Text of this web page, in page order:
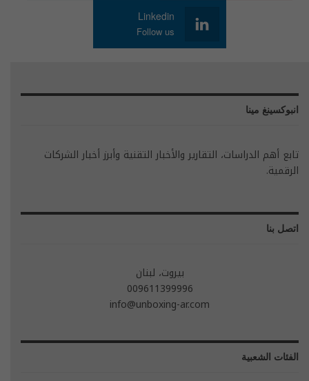
Linkedin
Follow us
انبوكسينغ مينا
تابع أهم الدراسات، التقارير والأخبار التقنية وأبرز أخبار الشركات
الرقمية.
اتصل بنا
بيروت، لبنان
009611399996
info@unboxing-ar.com
الفئات الشعبية